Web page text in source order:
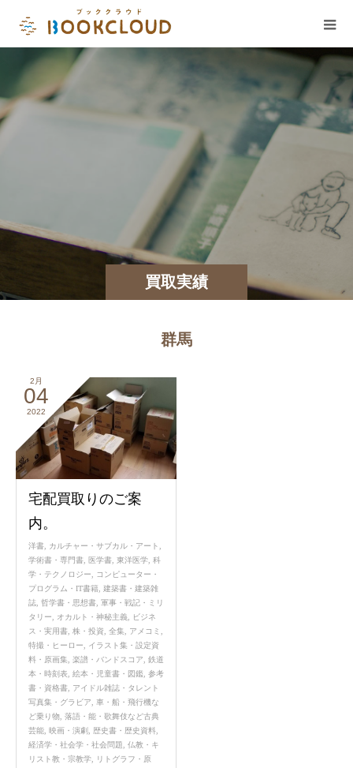
買取実績
群馬
2月
04
2022
宅配買取りのご案
内。
洋書, カルチャー・サブカル・アート,
学術書・専門書, 医学書, 東洋医学, 科
学・テクノロジー, コンピューター・
プログラム・IT書籍, 建築書・建築雑
誌, 哲学書・思想書, 軍事・戦記・ミリ
タリー, オカルト・神秘主義, ビジネ
ス・実用書, 株・投資, 全集, アメコミ ,
特撮・ヒーロー, イラスト集・設定資
料・原画集, 楽譜・バンドスコア, 鉄道
本・時刻表, 絵本・児童書・図鑑, 参考
書・資格書, アイドル雑誌・タレント
写真集・グラビア, 車・船・飛行機な
ど乗り物, 落語・能・歌舞伎など古典
芸能, 映画・演劇, 歴史書・歴史資料,
経済学・社会学・社会問題, 仏教・キ
リスト教・宗教学, リトグラフ・原